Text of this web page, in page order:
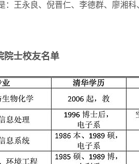
王永良、倪晋仁、李德群、廖湘科
院士校友名单